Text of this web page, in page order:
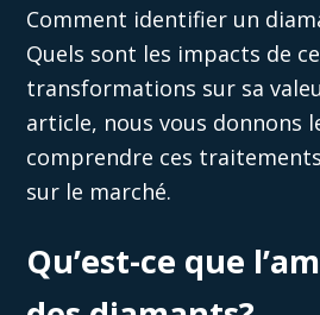
Comment identifier un
Quels sont les impacts de
transformations sur sa
article, nous vous donnons
comprendre ces
sur le marché.
Qu’est-ce que